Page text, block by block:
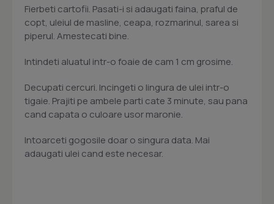
Fierbeti cartofii. Pasati-i si adaugati faina, praful de
copt, uleiul de masline, ceapa, rozmarinul, sarea si
piperul. Amestecati bine.
Intindeti aluatul intr-o foaie de cam 1 cm grosime.
Decupati cercuri. Incingeti o lingura de ulei intr-o
tigaie. Prajiti pe ambele parti cate 3 minute, sau pana
cand capata o culoare usor maronie.
Intoarceti gogosile doar o singura data. Mai
adaugati ulei cand este necesar.